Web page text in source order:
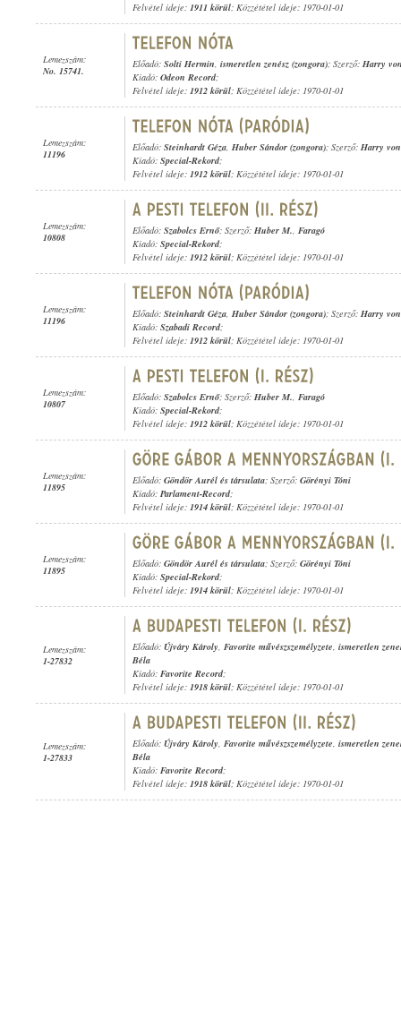
Felvétel ideje: 1911 körül; Közzététel ideje: 1970-01-01
Lemezszám:
No. 15741.
Előadó: Solti Hermin, ismeretlen zenész (zongora); Szerző: Harry
Kiadó: Odeon Record;
Felvétel ideje: 1912 körül; Közzététel ideje: 1970-01-01
Lemezszám:
11196
Előadó: Steinhardt Géza, Huber Sándor (zongora); Szerző: Harry
Kiadó: Special-Rekord;
Felvétel ideje: 1912 körül; Közzététel ideje: 1970-01-01
Lemezszám:
10808
Előadó: Szabolcs Ernő; Szerző: Huber M., Faragó
Kiadó: Special-Rekord;
Felvétel ideje: 1912 körül; Közzététel ideje: 1970-01-01
Lemezszám:
11196
Előadó: Steinhardt Géza, Huber Sándor (zongora); Szerző: Harry
Kiadó: Szabadi Record;
Felvétel ideje: 1912 körül; Közzététel ideje: 1970-01-01
Lemezszám:
10807
Előadó: Szabolcs Ernő; Szerző: Huber M., Faragó
Kiadó: Special-Rekord;
Felvétel ideje: 1912 körül; Közzététel ideje: 1970-01-01
Lemezszám:
11895
Előadó: Göndör Aurél és társulata; Szerző: Görényi Tóni
Kiadó: Parlament-Record;
Felvétel ideje: 1914 körül; Közzététel ideje: 1970-01-01
Lemezszám:
11895
Előadó: Göndör Aurél és társulata; Szerző: Görényi Tóni
Kiadó: Special-Rekord;
Felvétel ideje: 1914 körül; Közzététel ideje: 1970-01-01
Lemezszám:
1-27832
Előadó: Újváry Károly, Favorite művészszemélyzete, ismeretlen
Béla
Kiadó: Favorite Record;
Felvétel ideje: 1918 körül; Közzététel ideje: 1970-01-01
Lemezszám:
1-27833
Előadó: Újváry Károly, Favorite művészszemélyzete, ismeretlen
Béla
Kiadó: Favorite Record;
Felvétel ideje: 1918 körül; Közzététel ideje: 1970-01-01